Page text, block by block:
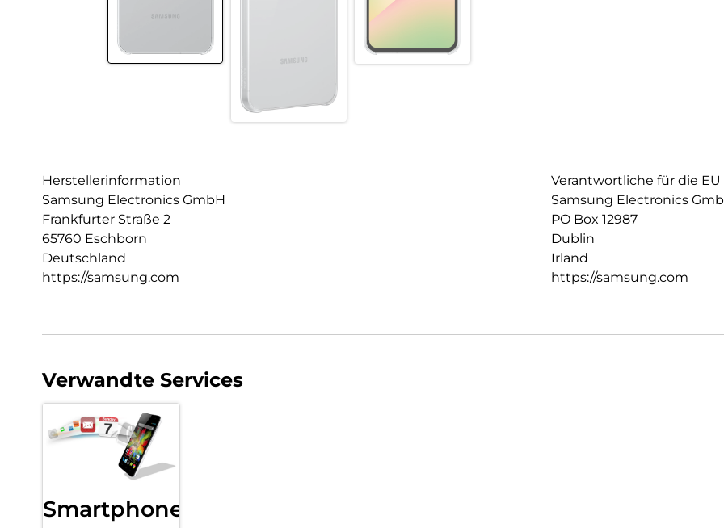
Herstellerinformation
Samsung Electronics GmbH
Frankfurter Straße 2
65760 Eschborn
Deutschland
https://samsung.com
Verantwortliche für die EU
Samsung Electronics
PO Box 12987
Dublin
Irland
https://samsung.com
Verwandte Services
Smartphone